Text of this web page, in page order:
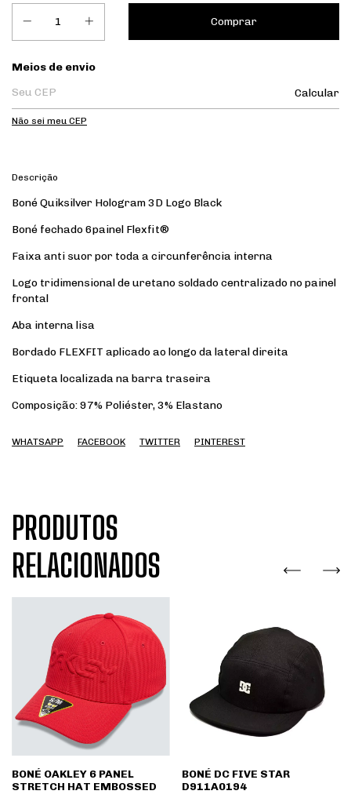
Entregas para o CEP:
Meios de envio
Calcular
Não sei meu CEP
Descrição
Boné Quiksilver Hologram 3D Logo Black
Boné fechado 6painel Flexfit®
Faixa anti suor por toda a circunferência interna
Logo tridimensional de uretano soldado centralizado no painel
frontal
Aba interna lisa
Bordado FLEXFIT aplicado ao longo da lateral direita
Etiqueta localizada na barra traseira
Composição: 97% Poliéster, 3% Elastano
WHATSAPP FACEBOOK TWITTER PINTEREST
PRODUTOS
RELACIONADOS
BONÉ OAKLEY 6 PANEL
STRETCH HAT EMBOSSED
BONÉ DC FIVE STAR
D911A0194